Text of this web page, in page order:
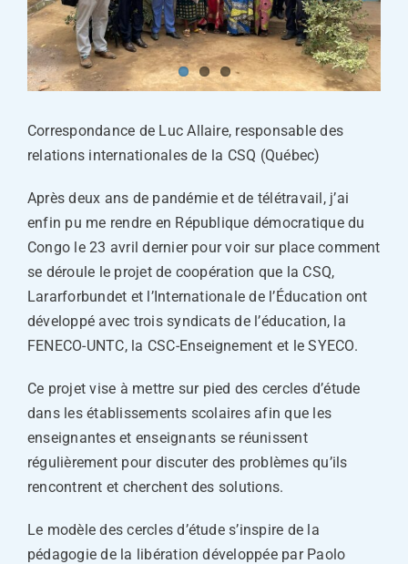
Correspondance de Luc Allaire, responsable des
relations internationales de la CSQ (Québec)
Après deux ans de pandémie et de télétravail, j’ai
enfin pu me rendre en République démocratique du
Congo le 23 avril dernier pour voir sur place comment
se déroule le projet de coopération que la CSQ,
Lararforbundet et l’Internationale de l’Éducation ont
développé avec trois syndicats de l’éducation, la
FENECO-UNTC, la CSC-Enseignement et le SYECO.
Ce projet vise à mettre sur pied des cercles d’étude
dans les établissements scolaires afin que les
enseignantes et enseignants se réunissent
régulièrement pour discuter des problèmes qu’ils
rencontrent et cherchent des solutions.
Le modèle des cercles d’étude s’inspire de la
pédagogie de la libération développée par Paolo